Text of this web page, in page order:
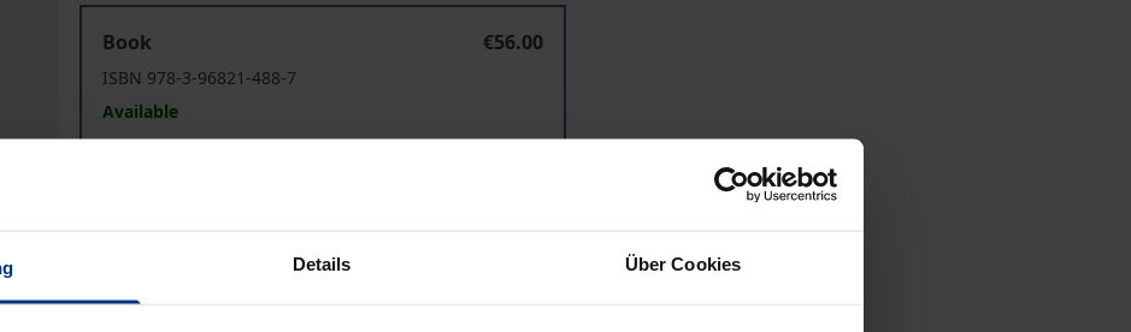
Details Über Cookies
Book
€56.00
ISBN 978-3-96821-488-7
Available
Prices include VAT. Depending on the delivery address, VAT may vary at checkout.
Add to Wish List
Delivery cost notice